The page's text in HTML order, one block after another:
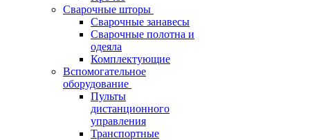
Сварочные шторы
Сварочные занавесы
Сварочные полотна и
одеяла
Комплектующие
Вспомогательное
оборудование
Пульты
дистанционного
управления
Транспортные